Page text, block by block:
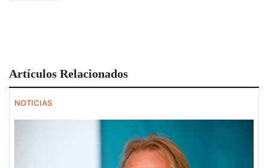
Artículos Relacionados
NOTICIAS